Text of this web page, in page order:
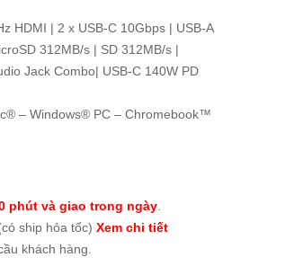
HDMI | 2 x USB-C 10Gbps | USB-A
312MB/s | SD 312MB/s |
Jack Combo| USB-C 140W PD
– Windows® PC – Chromebook™
phút và giao trong ngày
ship hỏa tốc) Xem chi tiết
khách hàng.